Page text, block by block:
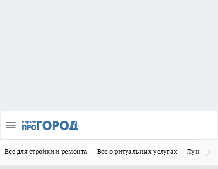
Все для стройки и ремонта Все о ритуальных услугах Лунно-